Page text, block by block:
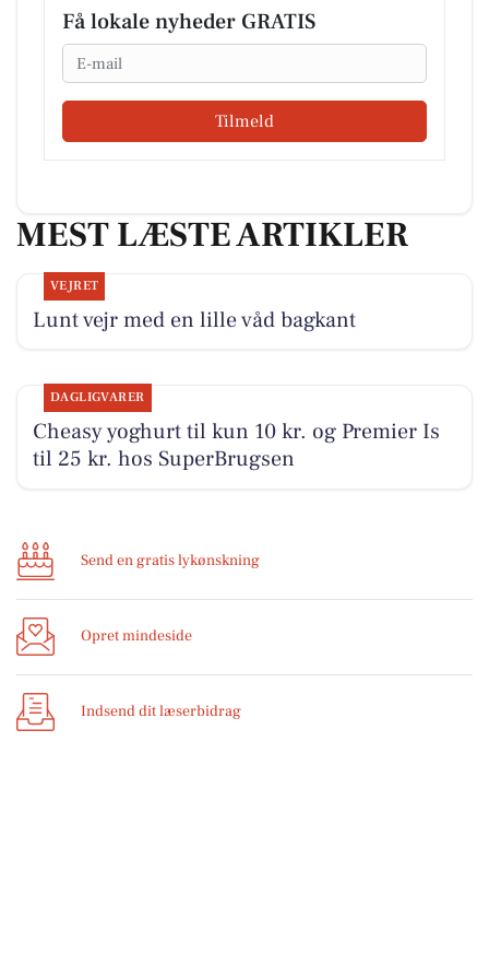
Få lokale nyheder GRATIS
Email
Tilmeld
MEST LÆSTE ARTIKLER
VEJRET
Lunt vejr med en lille våd bagkant
DAGLIGVARER
Cheasy yoghurt til kun 10 kr. og Premier Is
til 25 kr. hos SuperBrugsen
Send en gratis lykønskning
Opret mindeside
Indsend dit læserbidrag